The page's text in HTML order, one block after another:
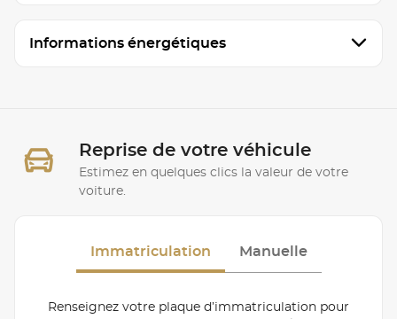
Informations énergétiques
Reprise de votre véhicule
Estimez en quelques clics la valeur de votre
voiture.
Immatriculation Manuelle
Renseignez votre plaque d’immatriculation pour